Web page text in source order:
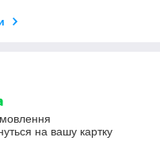
на вашу картку